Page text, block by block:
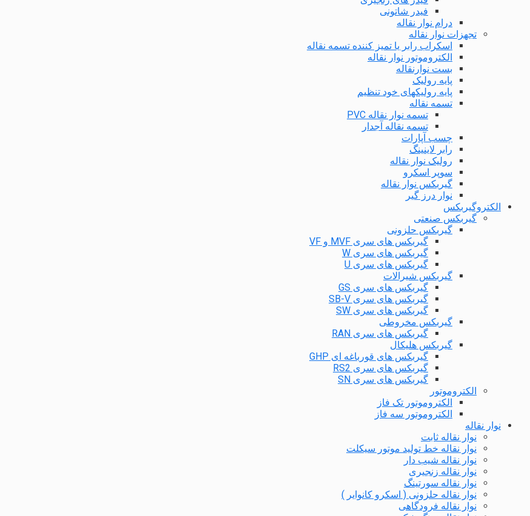
فیدر شاتونی
درام نوار نقاله
تجهزات نوار نقاله
اسکراب رابر یا تمیز کننده تسمه نقاله
الکتروموتور نوار نقاله
بست نوارنقاله
پایه رولیک
پایه رولیکهای خود تنظیم
تسمه نقاله
تسمه نوار نقاله PVC
تسمه نقاله آجدار
چسب آپارات
رابر لاینینگ
رولیک نوار نقاله
سوپر اسکرو
گیربکس نوار نقاله
نوار درز گیر
الکتروگیربکس
گیربکس صنعتی
گیربکس حلزونی
گیربکس های سری MVF و VF
گیربکس های سری W
گیربکس های سری U
گیربکس شیرالات
گیربکس های سری GS
گیربکس های سری SB-V
گیربکس های سری SW
گیربکس مخروطی
گیربکس های سری RAN
گیربکس هلیکال
گیربکس های قورباغه ای GHP
گیربکس های سری RS2
گیربکس های سری SN
الکتروموتور
الکتروموتور تک فاز
الکتروموتور سه فاز
نوار نقاله
نوار نقاله ثابت
نوار نقاله خط تولید موتور سیکلت
نوار نقاله شیب دار
نوار نقاله زنجیری
نوار نقاله سورتینگ
نوار نقاله حلزونی ( اسکرو کانوایر )
نوار نقاله فرودگاهی